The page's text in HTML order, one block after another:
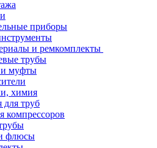
приборы
и ремкомплекты
трубы
муфты
химия
для труб
компрессоров
флюсы